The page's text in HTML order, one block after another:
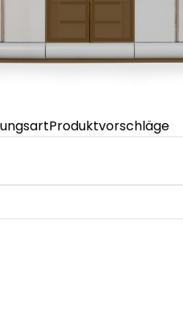
Produktvorschläge